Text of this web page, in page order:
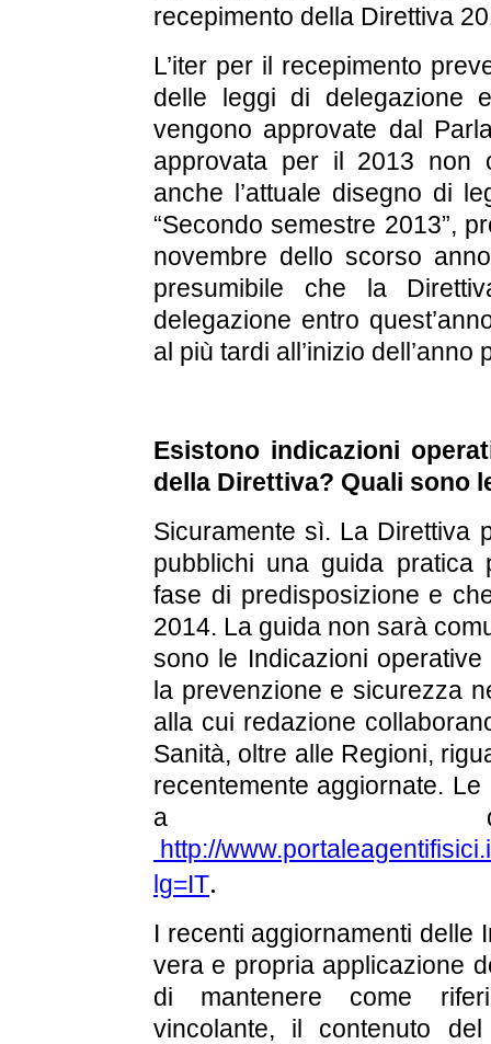
recepimento della Direttiva
L’iter per il recepimento
delle leggi di delegazione
vengono approvate dal
approvata per il 2013 non
anche l’attuale disegno di
“Secondo semestre 2013”,
novembre dello scorso
presumibile che la
delegazione entro
al più tardi all’inizio dell’anno
Esistono indicazioni
della Direttiva? Quali sono
Sicuramente sì. La Direttiva
pubblichi una guida pratica
fase di predisposizione e
2014. La guida non sarà
sono le Indicazioni
la prevenzione e sicurezza
alla cui redazione
Sanità, oltre alle Regioni,
recentemente aggiornate.
a
http://
lg=IT.
I recenti aggiornamenti delle
vera e propria applicazione
di mantenere come
vincolante, il contenuto